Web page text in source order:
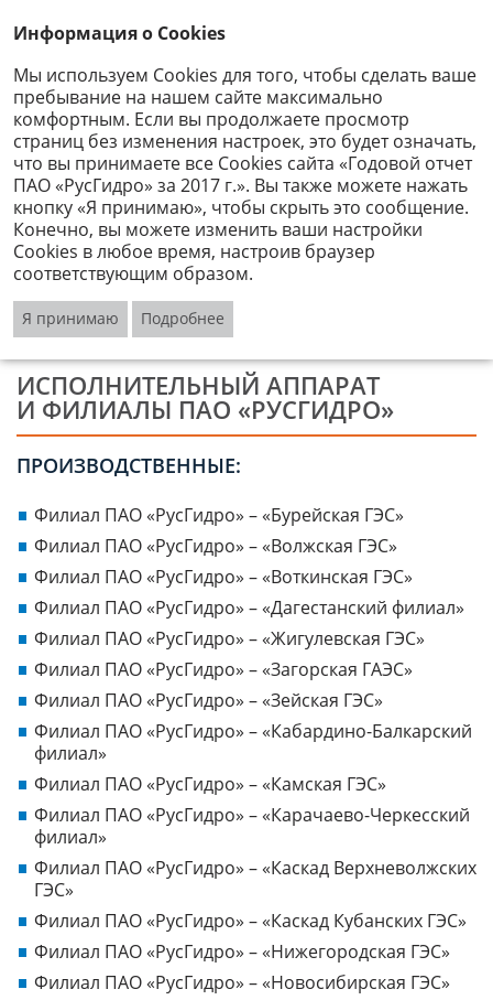
Структура Группы РусГидро
Исполнительный аппарат и филиалы
ПАО «РусГидро» и ПО ПАО «РусГидро», кроме
Субгруппы РАО ЭС Востока, входящие в периметр
Отчета.
Компании Субгруппы РАО ЭС Востока, входящие в
периметр Отчета.
Структура Группы и ее филиалов приведена на
сайтеКомпании.
ИСПОЛНИТЕЛЬНЫЙ АППАРАТ
И ФИЛИАЛЫ ПАО «РУСГИДРО»
ПРОИЗВОДСТВЕННЫЕ:
Филиал ПАО «РусГидро» – «Бурейская ГЭС»
Филиал ПАО «РусГидро» – «Волжская ГЭС»
Филиал ПАО «РусГидро» – «Воткинская ГЭС»
Филиал ПАО «РусГидро» – «Дагестанский филиал»
Филиал ПАО «РусГидро» – «Жигулевская ГЭС»
Филиал ПАО «РусГидро» – «Загорская ГАЭС»
Филиал ПАО «РусГидро» – «Зейская ГЭС»
Филиал ПАО «РусГидро» – «Кабардино-Балкарский
филиал»
Филиал ПАО «РусГидро» – «Камская ГЭС»
Филиал ПАО «РусГидро» – «Карачаево-Черкесский
филиал»
Филиал ПАО «РусГидро» – «Каскад Верхневолжских
ГЭС»
Филиал ПАО «РусГидро» – «Каскад Кубанских ГЭС»
Филиал ПАО «РусГидро» – «Нижегородская ГЭС»
Филиал ПАО «РусГидро» – «Новосибирская ГЭС»
Информация о Cookies
Мы используем Cookies для того, чтобы сделать ваше
пребывание на нашем сайте максимально
комфортным. Если вы продолжаете просмотр
страниц без изменения настроек, это будет означать,
что вы принимаете все Cookies сайта «Годовой отчет
ПАО «РусГидро» за 2017 г.». Вы также можете нажать
кнопку «Я принимаю», чтобы скрыть это сообщение.
Конечно, вы можете изменить ваши настройки
Cookies в любое время, настроив браузер
соответствующим образом.
Я принимаю Подробнее